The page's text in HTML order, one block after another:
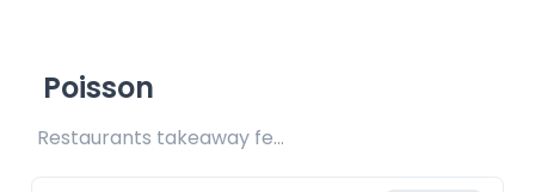
Poisson
Restaurants takeaway fee Rs20 included